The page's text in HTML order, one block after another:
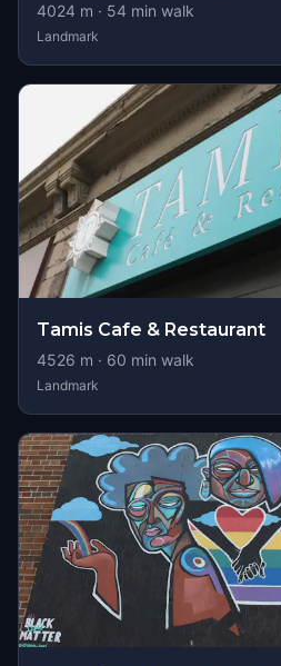
4024 m · 54 min walk
Landmark
Tamis Cafe & Restaurant
4526 m · 60 min walk
Landmark